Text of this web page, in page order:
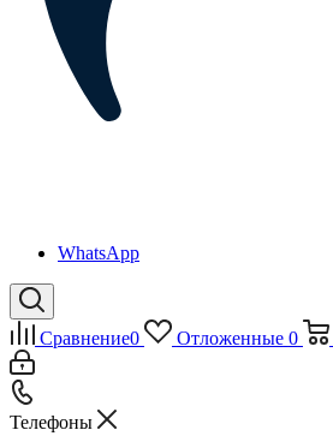
WhatsApp
Сравнение0 Отложенные 0
Телефоны